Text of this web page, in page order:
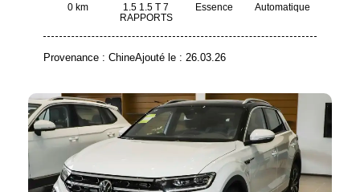
0 km
1.5 1.5 T 7
RAPPORTS
Essence Automatique
Provenance : ChineAjouté le : 26.03.26